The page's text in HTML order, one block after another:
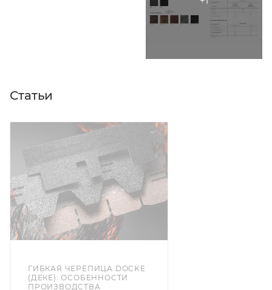
Статьи
ГИБКАЯ ЧЕРЕПИЦА DOCKE
(ДЕКЕ): ОСОБЕННОСТИ
ПРОИЗВОДСТВА